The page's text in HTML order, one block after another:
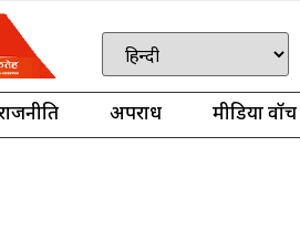
अपराध मीडिया वॉच